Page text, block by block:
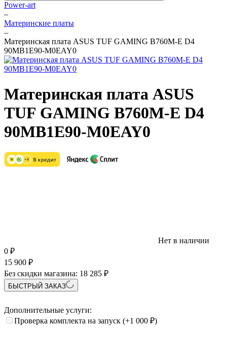
Power-art
–
Материнские платы
–
Материнская плата ASUS TUF GAMING B760M-E D4
90MB1E90-M0EAY0
Материнская плата ASUS
TUF GAMING B760M-E D4
90MB1E90-M0EAY0
Нет в наличии
0 ₽
15 900 ₽
Без скидки магазина: 18 285 ₽
БЫСТРЫЙ ЗАКАЗ
Дополнительные услуги:
Проверка комплекта на запуск (+1 000 ₽)